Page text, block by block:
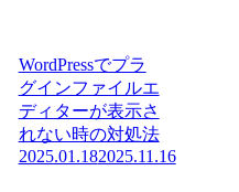
WordPressでプラ
グインファイルエ
ディターが表示さ
れない時の対処法
2025.01.182025.11.16